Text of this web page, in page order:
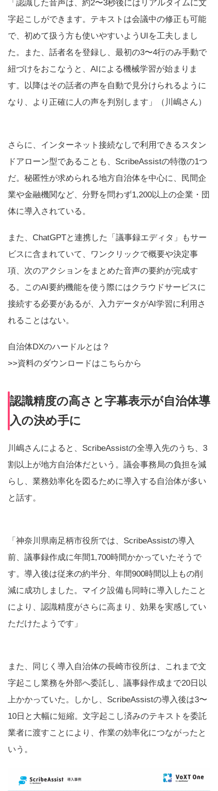
「認識した音声は、約2〜3秒後にはリアルタイムに文
字起こしができます。テキストは会議中の修正も可能
で、初めて扱う方も使いやすいようUIを工夫しまし
た。また、話者名を登録し、最初の3〜4行のみ手動で
紐づけをおこなうと、AIによる機械学習が始まりま
す。以降はその話者の声を自動で見分けられるように
なり、より正確に人の声を判別します」（川嶋さん）
さらに、インターネット接続なしで利用できるスタン
ドアローン型であることも、ScribeAssistの特徴の1つ
だ。秘匿性が求められる地方自治体を中心に、民間企
業や金融機関など、分野を問わず1,200以上の企業・団
体に導入されている。
また、ChatGPTと連携した「 議事録エディタ 」もサー
ビスに含まれていて、ワンクリックで概要や決定事
項、次のアクションをまとめた音声の要約が完成す
る。このAI要約機能を使う際にはクラウドサービスに
接続する必要があるが、入力データがAI学習に利用さ
れることはない。
自治体DXのハードルとは？
>>資料のダウンロードはこちらから
認識精度の高さと字幕表示が自治体導
入の決め手に
川嶋さんによると、ScribeAssistの全導入先のうち、3
割以上が地方自治体だという。議会事務局の負担を減
らし、業務効率化を図るために導入する自治体が多い
と話す。
「神奈川県南足柄市役所では、ScribeAssistの導入
前、議事録作成に年間1,700時間かかっていたそうで
す。導入後は従来の約半分、年間900時間以上もの削
減に成功しました。マイク設備も同時に導入したこと
により、認識精度がさらに高まり、効果を実感してい
ただけたようです」
また、同じく導入自治体の長崎市役所は、これまで文
字起こし業務を外部へ委託し、議事録作成まで20日以
上かかっていた。しかし、ScribeAssistの導入後は3〜
10日と大幅に短縮。文字起こし済みのテキストを委託
業者に渡すことにより、作業の効率化につながったと
いう。